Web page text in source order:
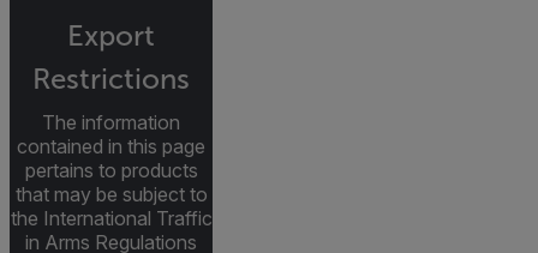
Export
Restrictions
The information
contained in this page
pertains to products
that may be subject to
the International Traffic
in Arms Regulations